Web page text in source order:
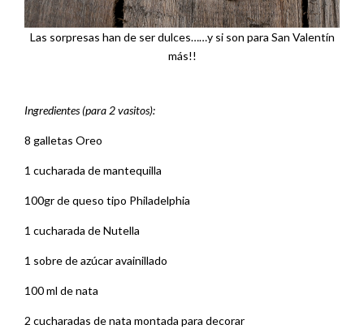
Las sorpresas han de ser dulces……y si son para San Valentín
más!!
Ingredientes (para 2 vasitos):
8 galletas Oreo
1 cucharada de mantequilla
100gr de queso tipo Philadelphia
1 cucharada de Nutella
1 sobre de azúcar avainillado
100 ml de nata
2 cucharadas de nata montada para decorar